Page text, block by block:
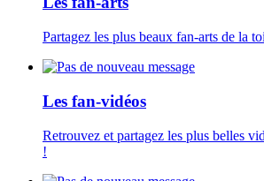
Partagez les plus beaux fan-arts de la
Les fan-vidéos
Retrouvez et partagez les plus belles
!